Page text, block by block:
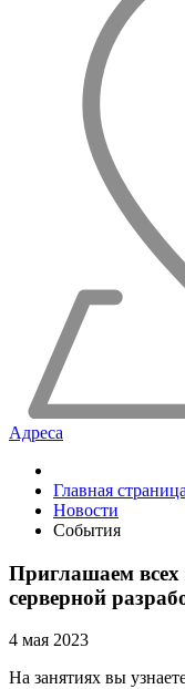
Адреса
Главная страница
Новости
События
Приглашаем
серверной
4 мая 2023
На занятиях вы